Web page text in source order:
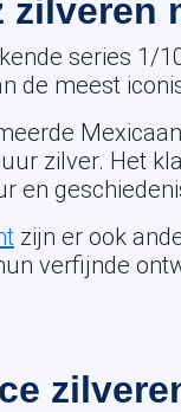
zilveren
series
de meest
zilver. Het
en
zijn er ook
verfijnde